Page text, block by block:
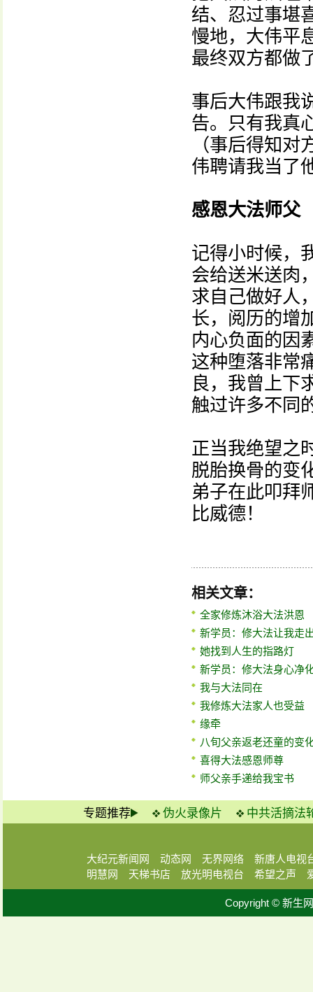
结、忍过事堪
慢地，大伟平
最终双方都做
事后大伟跟我
告。只有我真
（事后得知
伟聘请我当了
感恩大法师父
记得小时候，
会给送米送肉
求自己做好人
长，阅历的增
内心负面的因
这种堕落非常
良，我曾上下
触过许多不同
正当我绝望之
脱胎换骨的变
弟子在此叩拜
比威德！
相关文章：
全家修炼沐浴大法洪恩
新学员：修大法让我走
她找到人生的指路灯
新学员：修大法身心净
我与大法同在
我修炼大法家人也受益
缘牵
八旬父亲返老还童的变
喜得大法感恩师尊
师父亲手递给我宝书
专题推荐 伪火录像片 中共活摘法
大纪元新闻网 动态网 无界网络
新唐人电视
明慧网
天梯书店 放光明电视台 希望之声
Copyright © 新生